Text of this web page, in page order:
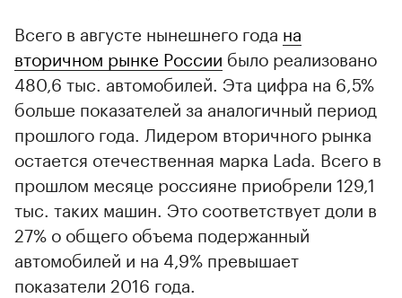
Всего в августе нынешнего года на
вторичном рынке России было реализовано
480,6 тыс. автомобилей. Эта цифра на 6,5%
больше показателей за аналогичный период
прошлого года. Лидером вторичного рынка
остается отечественная марка Lada. Всего в
прошлом месяце россияне приобрели 129,1
тыс. таких машин. Это соответствует доли в
27% о общего объема подержанный
автомобилей и на 4,9% превышает
показатели 2016 года.